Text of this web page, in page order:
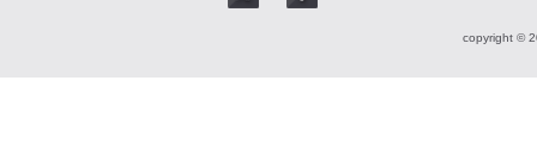
copyright ©